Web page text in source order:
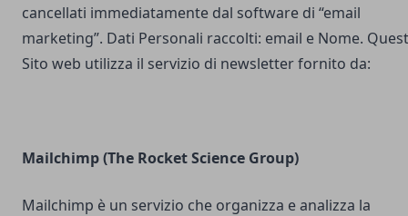
cancellati immediatamente dal software di “email
marketing”. Dati Personali raccolti: email e Nome.
Sito web utilizza il servizio di newsletter fornito da:
Mailchimp (The Rocket Science Group)
Mailchimp è un servizio che organizza e analizza la